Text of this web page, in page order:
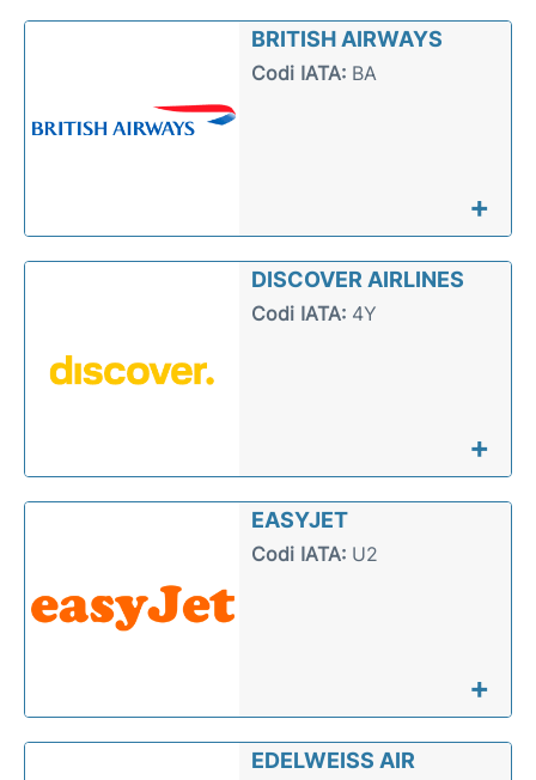
BRITISH AIRWAYS
Codi IATA:BA
+
DISCOVER AIRLINES
Codi IATA:4Y
+
EASYJET
Codi IATA:U2
+
EDELWEISS AIR